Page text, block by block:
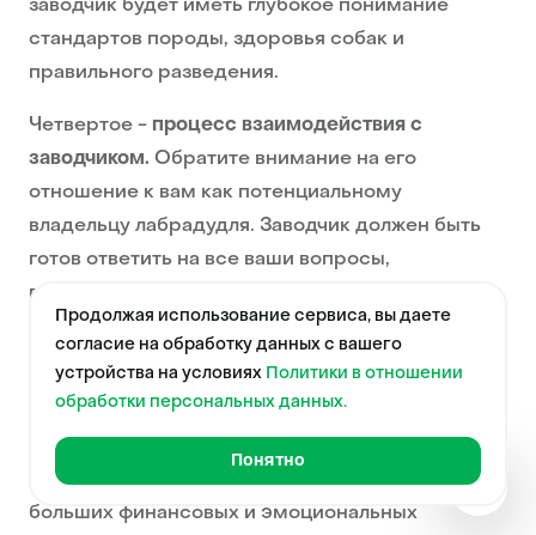
заводчик будет иметь глубокое понимание
стандартов породы, здоровья собак и
правильного разведения.
Четвертое - процесс взаимодействия с
заводчиком. Обратите внимание на его
отношение к вам как потенциальному
владельцу лабрадудля. Заводчик должен быть
готов ответить на все ваши вопросы,
предоставить необходимую информацию о
щенках и родителях, а также предложить
поддержку после приобретения собаки.
Пятое - учитывайте цены заводчика.
заводчика- тяжелый ежедневный труд.
Правильный уход и содержание собак требуют
больших финансовых и эмоциональных
Продолжая использование сервиса, вы даете
согласие на обработку данных с вашего
устройства на условиях Политики в отношении
обработки персональных данных.
Понятно